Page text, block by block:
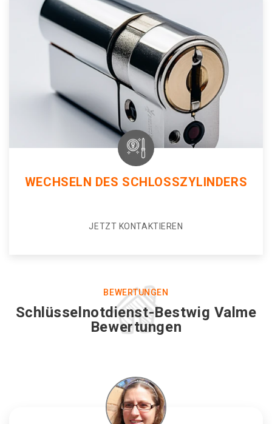
WECHSELN DES SCHLOSSZYLINDERS
JETZT KONTAKTIEREN
BEWERTUNGEN
Schlüsselnotdienst-Bestwig Valme
Bewertungen